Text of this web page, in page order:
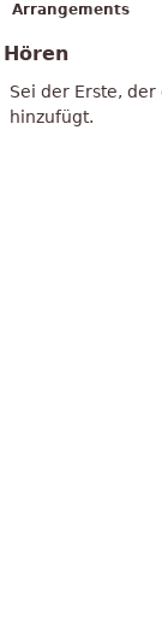
Arrangements
Hören
Sei der Erste,
hinzufügt.